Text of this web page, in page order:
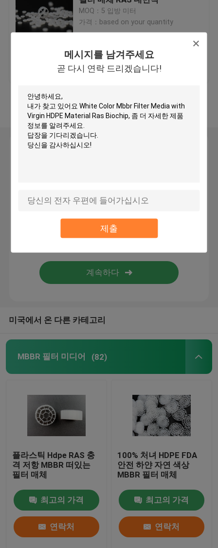
메시지를 남겨주세요
곧 다시 연락 드리겠습니다!
제출
플라스틱 필터 매체
떠 있는 필터 매체
K1 필터 매체
이동형 바이오 필름 원자로
전기 필터용 여과 매체
MBBR 운반기
바이오 블록 필터 매체
PVC 시트 파일
MOQ：5 입방 미터
가격：based on your quantity
최고의 가격 연락처
더 많은 것을 전망하십시
오
메시지를 남겨주세요
미국에서 온 다른 카테고리
MBBR 필터 미디어 (82)
플라스틱 Hdpe RAS 충
격 저항 MBBR 떠있는
필터 매체
최고의 가격
연락처
100% 처녀 HDPE FDA
안전 하얀 자연 색상
MBBR 필터 매체
최고의 가격
연락처